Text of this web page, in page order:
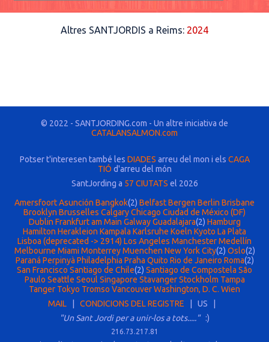
Altres SANTJORDIS a Reims: 2024
© 2022 - SANTJORDING.com - Un altre iniciativa de
CATALANSALMON.com
Potser t'interesen també les DIADES arreu del mon i els CAGA
TIÓ d'arreu del món
SantJording a 57 CIUTATS el 2026
AmersfoortAsunción Bangkok(2) BelfastBergen Berlin Brisbane
Brooklyn Brusselles CalgaryChicago Ciudad de México (DF)
Dublin Frankfurt am Main Galway Guadalajara(2) Hamburg
Hamilton Herakleion Kampala Karlsruhe Koeln Kyoto La Plata
Lisboa (deprecated -> 2914) Los Angeles ManchesterMedellín
Melbourne Miami Monterrey Muenchen New York City(2) Oslo(2)
Paraná Perpinyà Philadelphia Praha Quito Rio de Janeiro Roma(2)
San Francisco Santiago de Chile(2) Santiago de Compostela São
Paulo Seattle Seoul Singapore Stavanger Stockholm Tampa
Tanger Tokyo Tromso VancouverWashington, D. C. Wien
MAIL
CONDICIONS DEL REGISTRE | US |
"Un Sant Jordi per a unir-los a tots.....":)
216.73.217.81